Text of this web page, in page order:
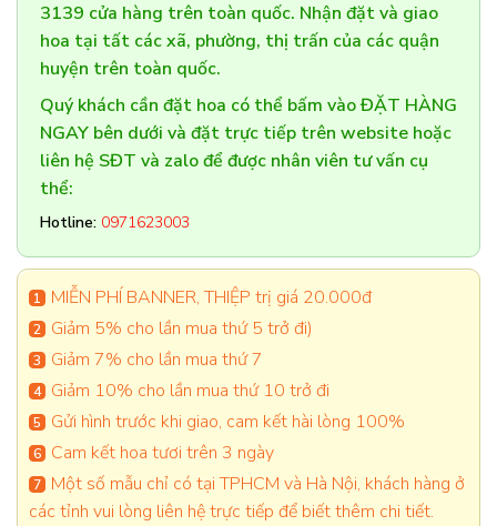
3139 cửa hàng trên toàn quốc. Nhận đặt và giao
hoa tại tất các xã, phường, thị trấn của các quận
huyện trên toàn quốc.
Quý khách cần đặt hoa có thể bấm vào ĐẶT HÀNG
NGAY bên dưới và đặt trực tiếp trên website hoặc
liên hệ SĐT và zalo để được nhân viên tư vấn cụ
thể:
Hotline: 0971623003
MIỄN PHÍ BANNER, THIỆP trị giá 20.000đ
Giảm 5% cho lần mua thứ 5 trở đi)
Giảm 7% cho lần mua thứ 7
Giảm 10% cho lần mua thứ 10 trở đi
Gửi hình trước khi giao, cam kết hài lòng 100%
Cam kết hoa tươi trên 3 ngày
Một số mẫu chỉ có tại TPHCM và Hà Nội, khách hàng ở
các tỉnh vui lòng liên hệ trực tiếp để biết thêm chi tiết.